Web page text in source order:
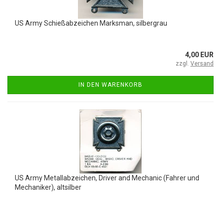
US Army Schießabzeichen Marksman, silbergrau
4,00 EUR
zzgl. Versand
IN DEN WARENKORB
US Army Metallabzeichen, Driver and Mechanic (Fahrer und
Mechaniker), altsilber